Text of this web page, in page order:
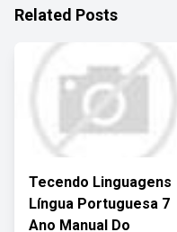
Related Posts
Tecendo Linguagens
Língua Portuguesa 7
Ano Manual Do